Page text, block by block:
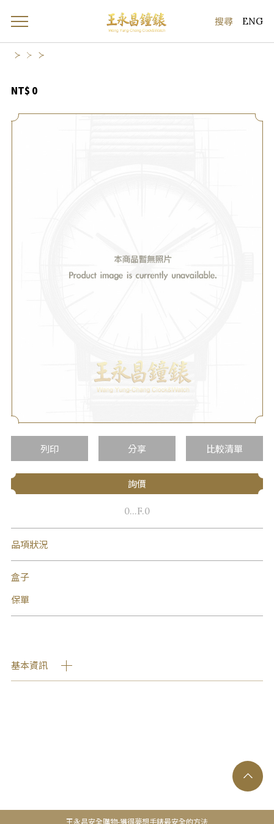
ENG
NT$ 0
列印 分享 比較清單
詢價
0...F.0
品項狀況
盒子
保單
基本資訊
王永昌安全購物-獲得夢想手錶最安全的方法